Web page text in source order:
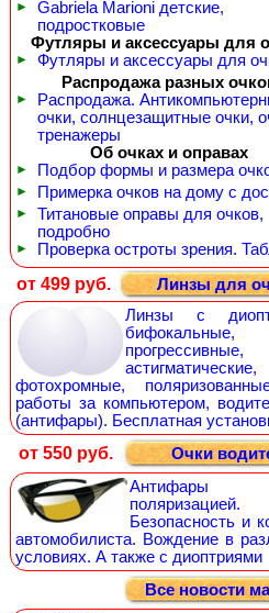
►
Gabriela Marioni детские,
подростковые
Футляры и аксессуары для
►
Футляры и аксессуары для
Распродажа разных
►
Распродажа.
очки, солнцезащитные очки,
тренажеры
Об очках и оправах
► Подбор формы и размера
► Примерка очков на дому с
►
Титановые оправы для очков,
подробно
► Проверка остроты зрения.
от 499 руб.
Линзы для
Линзы с
бифокальные,
прогрессивные,
астигматические,
фотохромные,
работы за компьютером,
(антифары). Бесплатная
от 550 руб.
Очки
поляризацией.
Безопасность и
автомобилиста. Вождение в
условиях. А также с диоптриями
Все новости